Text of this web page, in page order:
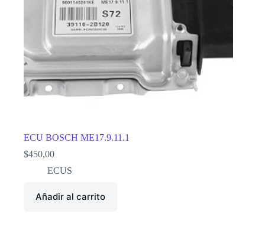
ECU BOSCH ME17.9.11.1
$450,00
ECUS
Añadir al carrito